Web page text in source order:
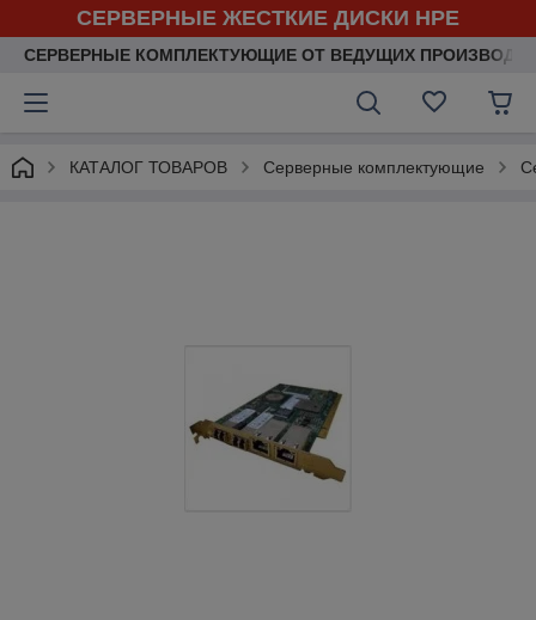
СЕРВЕРНЫЕ ЖЕСТКИЕ ДИСКИ HPE
СЕРВЕРНЫЕ КОМПЛЕКТУЮЩИЕ ОТ ВЕДУЩИХ
КАТАЛОГ ТОВАРОВ Серверные комплектующие